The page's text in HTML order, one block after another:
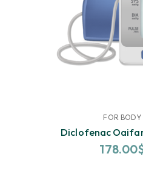
FOR BODY
Diclofenac
178.00